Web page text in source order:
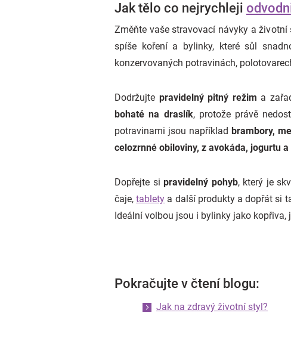
Jak tělo co nejrychleji
Změňte vaše stravovací návyky a
spíše koření a bylinky, které sůl
konzervovaných potravinách,
Dodržujte pravidelný pitný režim a
bohaté na draslík, protože právě
potravinami jsou například brambory,
celozrnné obiloviny, z avokáda, jogurtu
Dopřejte sipravidelný pohyb, který je
čaje,tablety a další produkty a dopřát si
Ideální volbou jsou i bylinky jako kopřiva,
Pokračujte v čtení blogu:
Jak na zdravý životní styl?